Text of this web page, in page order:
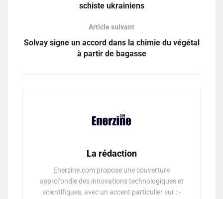
schiste ukrainiens
Article suivant
Solvay signe un accord dans la chimie du végétal
à partir de bagasse
La rédaction
Enerzine.com propose une couverture
approfondie des innovations technologiques et
scientifiques, avec un accent particulier sur : -